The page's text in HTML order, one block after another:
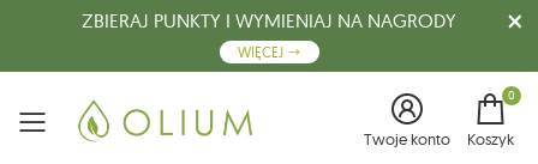
ZBIERAJ PUNKTY I WYMIENIAJ NA NAGRODY
WIĘCEJ
Menu Twoje konto
0
Koszyk